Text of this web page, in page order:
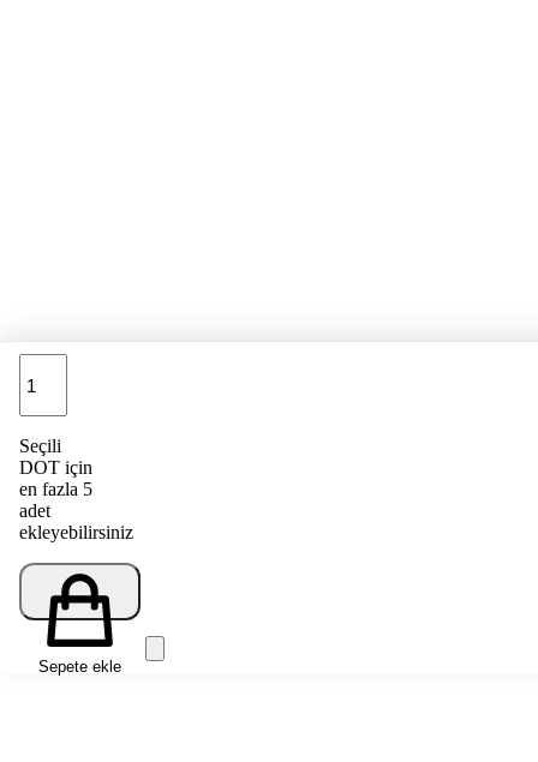
Seçili
DOT için
en fazla 5
adet
ekleyebilirsiniz
Sepete ekle